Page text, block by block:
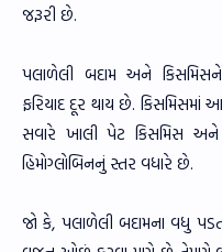
જરૂરી છે.
પલાળેલી બદામ અને
ફરિયાદ દૂર થાય છે. કિસમિસમાં
સવારે ખાલી પેટ કિસમિસ
હિમોગ્લોબિનનું સ્તર વધારે છે.
જો કે, પલાળેલી બદામના વધુ